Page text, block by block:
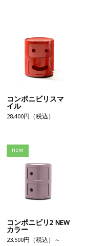
コンポニビリスマ
イル
28,400円（税込）
new
コンポニビリ2 NEW
カラー
23,500円（税込）～